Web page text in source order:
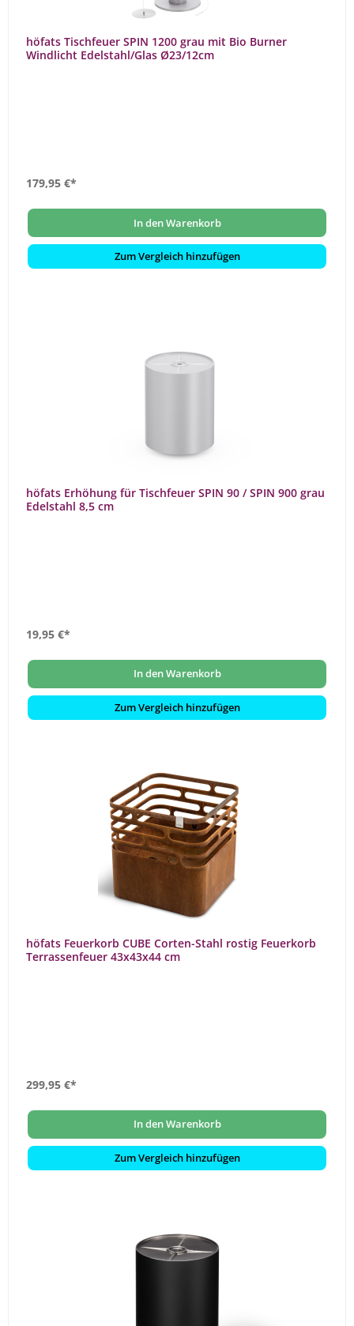
höfats Tischfeuer SPIN 1200 grau mit Bio Burner
Windlicht Edelstahl/Glas Ø23/12cm
179,95 €*
In den Warenkorb
Zum Vergleich hinzufügen
höfats Erhöhung für Tischfeuer SPIN 90 / SPIN 900 grau
Edelstahl 8,5 cm
19,95 €*
In den Warenkorb
Zum Vergleich hinzufügen
höfats Feuerkorb CUBE Corten-Stahl rostig Feuerkorb
Terrassenfeuer 43x43x44 cm
299,95 €*
In den Warenkorb
Zum Vergleich hinzufügen